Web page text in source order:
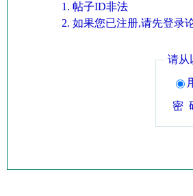
帖子ID非法
如果您已注册,请先登录
请从
密